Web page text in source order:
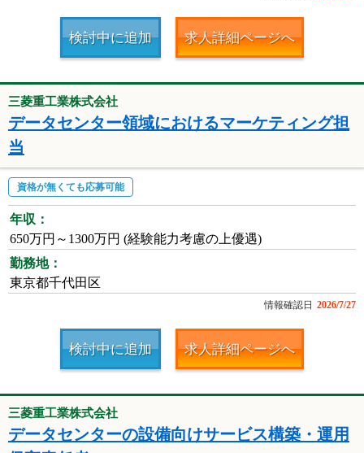
検討中に追加 求人詳細ページへ
三菱重工業株式会社
データセンター領域におけるマーケティング担
当
資格が無くても応募可能
年収：
650万円～1300万円 (経験能力考慮の上優遇)
勤務地：
東京都千代田区
情報確認日 2026/7/27
検討中に追加 求人詳細ページへ
三菱重工業株式会社
データセンターの設備向けサービス構築・運用